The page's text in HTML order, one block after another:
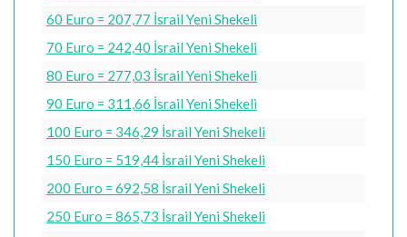
60 Euro = 207,77 İsrail Yeni Shekeli
70 Euro = 242,40 İsrail Yeni Shekeli
80 Euro = 277,03 İsrail Yeni Shekeli
90 Euro = 311,66 İsrail Yeni Shekeli
100 Euro = 346,29 İsrail Yeni Shekeli
150 Euro = 519,44 İsrail Yeni Shekeli
200 Euro = 692,58 İsrail Yeni Shekeli
250 Euro = 865,73 İsrail Yeni Shekeli